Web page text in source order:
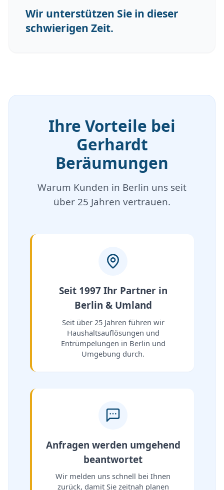
Wir unterstützen Sie in dieser
schwierigen Zeit.
Ihre Vorteile bei
Gerhardt
Beräumungen
Warum Kunden in Berlin uns seit
über 25 Jahren vertrauen.
Seit 1997 Ihr Partner in
Berlin & Umland
Seit über 25 Jahren führen wir
Haushaltsauflösungen und
Entrümpelungen in Berlin und
Umgebung durch.
Anfragen werden umgehend
beantwortet
Wir melden uns schnell bei Ihnen
zurück, damit Sie zeitnah planen